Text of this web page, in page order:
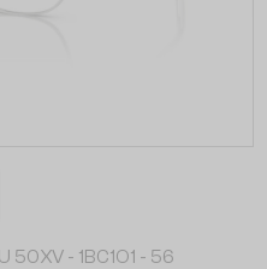
- ​1BC1O1 - ​56